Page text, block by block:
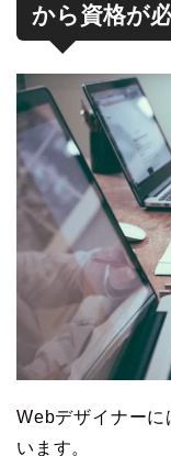
から資格が
Webデザイナーに
います。